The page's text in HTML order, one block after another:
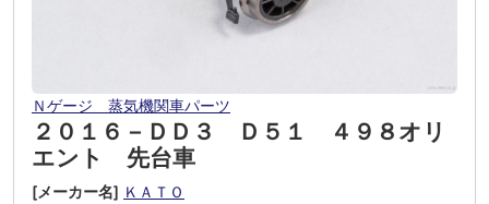
Ｎゲージ 蒸気機関車パーツ
２０１６－ＤＤ３ Ｄ５１ ４９８オリ
エント 先台車
[メーカー名] ＫＡＴＯ